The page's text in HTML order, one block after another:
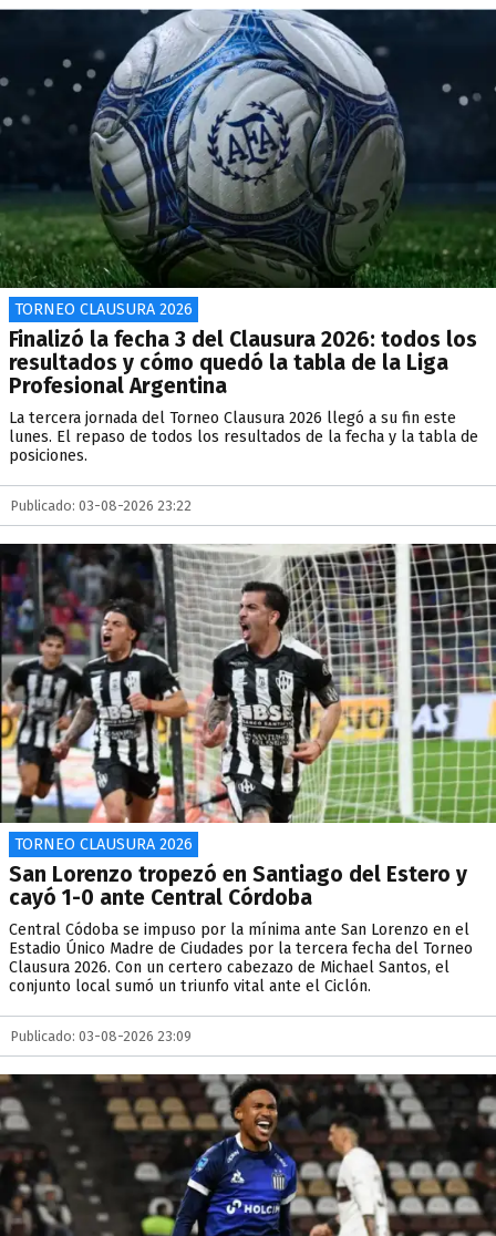
TORNEO CLAUSURA 2026
Finalizó la fecha 3 del Clausura 2026: todos los
resultados y cómo quedó la tabla de la Liga
Profesional Argentina
La tercera jornada del Torneo Clausura 2026 llegó a su fin este
lunes. El repaso de todos los resultados de la fecha y la tabla de
posiciones.
Publicado: 03-08-2026 23:22
TORNEO CLAUSURA 2026
San Lorenzo tropezó en Santiago del Estero y
cayó 1-0 ante Central Córdoba
Central Códoba se impuso por la mínima ante San Lorenzo en el
Estadio Único Madre de Ciudades por la tercera fecha del Torneo
Clausura 2026. Con un certero cabezazo de Michael Santos, el
conjunto local sumó un triunfo vital ante el Ciclón.
Publicado: 03-08-2026 23:09